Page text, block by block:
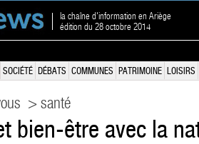
la chaîne d'information en Ariège
édition du 28 octobre 2014
SOCIÉTÉ DÉBATS COMMUNES PATRIMOINE LOISIRS
> santé
bien-être avec la